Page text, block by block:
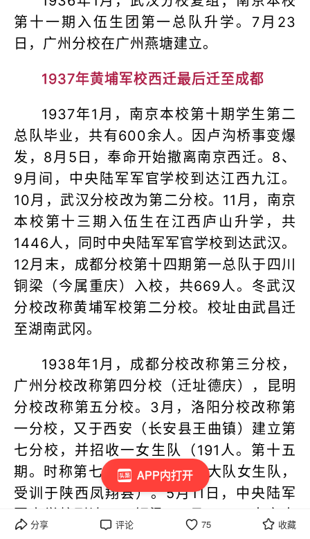
APP内打开
第十一期入伍生团第一总队升学。7月23
日，广州分校在广州燕塘建立。
1937年黄埔军校西迁最后迁至成都
1937年1月，南京本校第十期学生第二
总队毕业，共有600余人。因卢沟桥事变爆
发，8月5日，奉命开始撤离南京西迁。8、
9月间，中央陆军军官学校到达江西九江。
10月，武汉分校改为第二分校。11月，南京
本校第十三期入伍生在江西庐山升学，共
1446人，同时中央陆军军官学校到达武汉。
12月末，成都分校第十四期第一总队于四川
铜梁（今属重庆）入校，共669人。冬武汉
分校改称黄埔军校第二分校。校址由武昌迁
至湖南武冈。
1938年1月，成都分校改称第三分校，
广州分校改称第四分校（迁址德庆），昆明
分校改称第五分校。3月，洛阳分校改称第
一分校，又于西安（长安县王曲镇）建立第
七分校，并招收一女生队（191人。第十五
期。时称第七分校二总队特科大队女生队，
受训于陕西凤翔县）。5月11日，中央陆军
军官学校到达四川铜梁。9月16日，南京本
分享 评论 75 收藏